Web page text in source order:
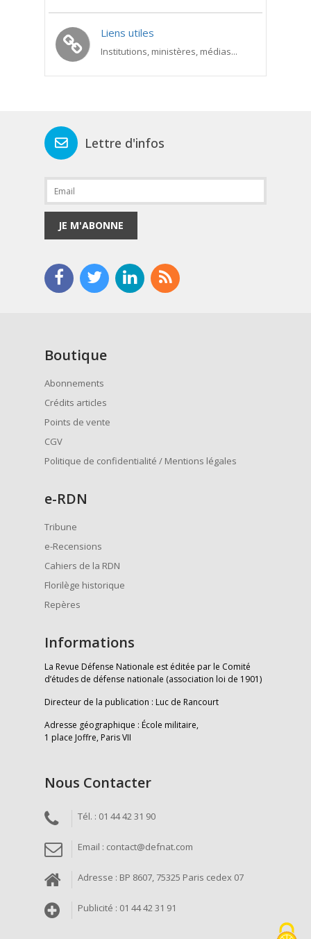
Liens utiles
Institutions, ministères, médias...
Lettre d'infos
JE M'ABONNE
Boutique
Abonnements
Crédits articles
Points de vente
CGV
Politique de confidentialité / Mentions légales
e-RDN
Tribune
e-Recensions
Cahiers de la RDN
Florilège historique
Repères
Informations
La Revue Défense Nationale est éditée par le Comité
d’études de défense nationale (association loi de 1901)
Directeur de la publication : Luc de Rancourt
Adresse géographique : École militaire,
1 place Joffre, Paris VII
Nous Contacter
Tél. : 01 44 42 31 90
Email : contact@defnat.com
Adresse : BP 8607, 75325 Paris cedex 07
Publicité : 01 44 42 31 91